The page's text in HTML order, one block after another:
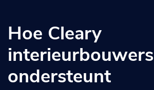
Hoe Cleary
interieurbouwers
ondersteunt